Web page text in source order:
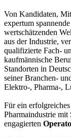
Von Kandidaten,
expertum
wertschätzenden
aus der Industrie,
qualifizierte Fach-
kaufmännische
Standorten in
seiner Branchen-
Elektro-, Pharma-,
Für ein
Pharmaindustrie
engagierten